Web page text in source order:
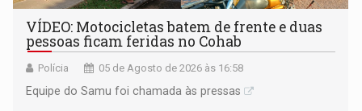
VÍDEO: Motocicletas batem de frente e duas
pessoas ficam feridas no Cohab
Polícia 05 de Agosto de 2026 às 16:58
Equipe do Samu foi chamada às pressas